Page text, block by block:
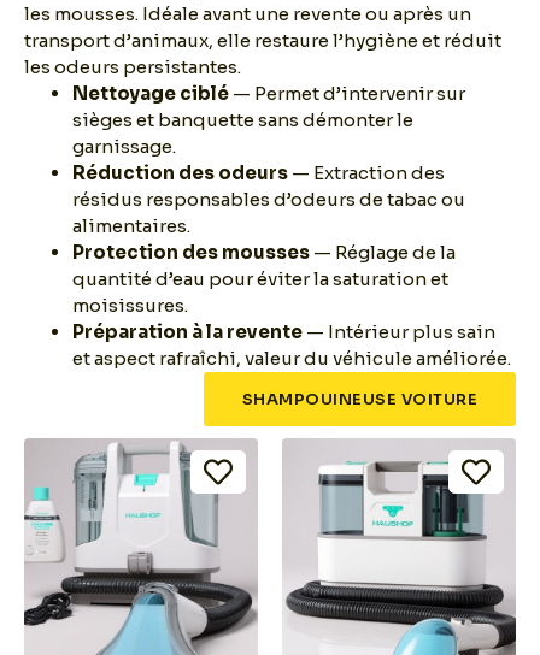
les mousses. Idéale avant une revente ou après un
transport d’animaux, elle restaure l’hygiène et réduit
les odeurs persistantes.
Nettoyage ciblé — Permet d’intervenir sur
sièges et banquette sans démonter le
garnissage.
Réduction des odeurs — Extraction des
résidus responsables d’odeurs de tabac ou
alimentaires.
Protection des mousses — Réglage de la
quantité d’eau pour éviter la saturation et
moisissures.
Préparation à la revente — Intérieur plus sain
et aspect rafraîchi, valeur du véhicule améliorée.
SHAMPOUINEUSE VOITURE